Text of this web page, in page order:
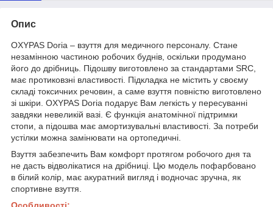
Опис
OXYPAS Doria – взуття для медичного персоналу. Стане
незамінною частиною робочих буднів, оскільки продумано
його до дрібниць. Підошву виготовлено за стандартами SRC,
має протиковзні властивості. Підкладка не містить у своєму
складі токсичних речовин, а саме взуття повністю виготовлено
зі шкіри. OXYPAS Doria подарує Вам легкість у пересуванні
завдяки невеликій вазі. Є функція анатомічної підтримки
стопи, а підошва має амортизувальні властивості. За потреби
устілки можна замінювати на ортопедичні.
Взуття забезпечить Вам комфорт протягом робочого дня та
не дасть відволікатися на дрібниці. Цю модель пофарбовано
в білий колір, має акуратний вигляд і водночас зручна, як
спортивне взуття.
Особливості: